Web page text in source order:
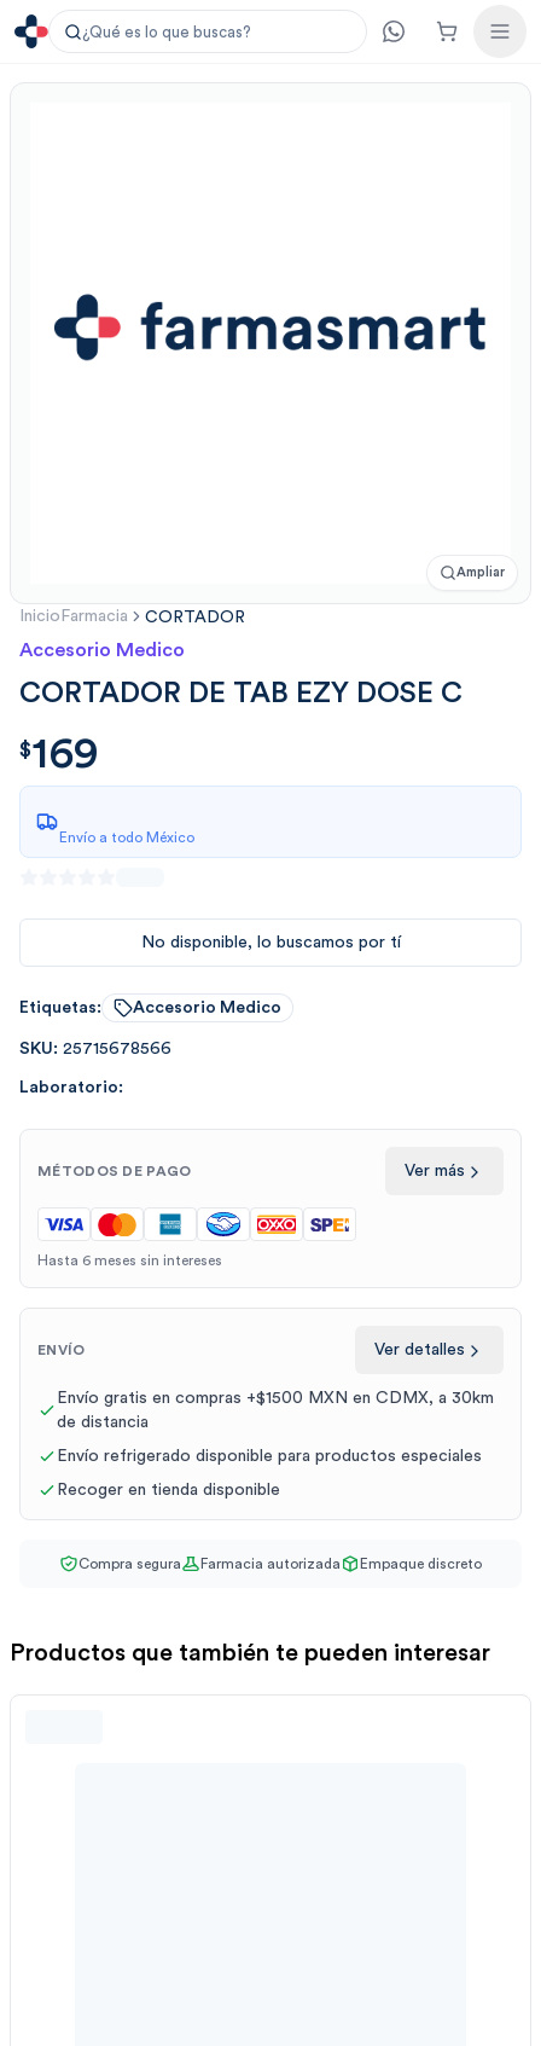
¿Qué es lo que buscas?
Ampliar
Inicio Farmacia CORTADOR
Accesorio Medico
CORTADOR DE TAB EZY DOSE C
$ 169.00
$169
Envío a todo México
No disponible, lo buscamos por tí
Etiquetas: Accesorio Medico
SKU: 25715678566
Laboratorio:
MÉTODOS DE PAGO Ver más
Hasta 6 meses sin intereses
ENVÍO Ver detalles
Envío gratis en compras +$1500 MXN en CDMX, a 30km
de distancia
Envío refrigerado disponible para productos especiales
Recoger en tienda disponible
Compra segura Farmacia autorizada Empaque discreto
Productos que también te pueden interesar